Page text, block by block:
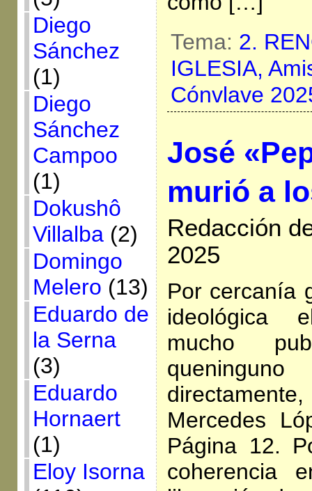
Diego
Sánchez
(1)
Diego
Sánchez
Campoo
(1)
Dokushô
Villalba(2)
Domingo
Melero (13)
Eduardo de
la Serna
(3)
Eduardo
Hornaert
(1)
Eloy Isorna
Tema: 2.
IGLESIA,
Cónvlave
José
murió a
Redacción
2025
Por cercanía
ideológica
mucho
Mercedes
Página 12.
coherencia